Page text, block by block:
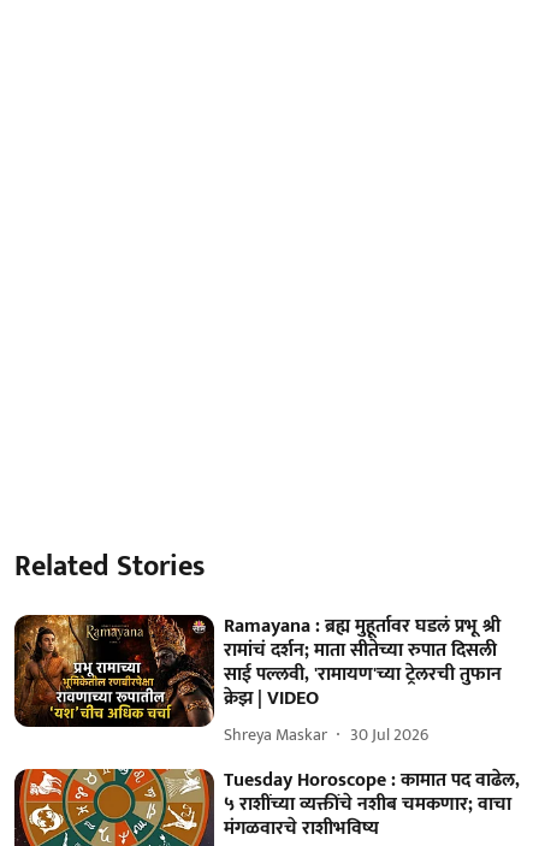
Related Stories
Ramayana : ब्रह्म मुहूर्तावर घडलं प्रभू श्री
रामांचं दर्शन; माता सीतेच्या रुपात दिसली
साई पल्लवी, 'रामायण'च्या ट्रेलरची तुफान
क्रेझ | VIDEO
Shreya Maskar 30 Jul 2026
Tuesday Horoscope : कामात पद वाढेल,
५ राशींच्या व्यक्तींचे नशीब चमकणार; वाचा
मंगळवारचे राशीभविष्य